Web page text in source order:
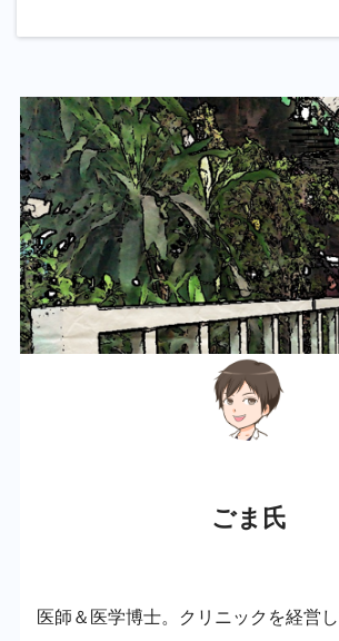
ごま氏
医師＆医学博士。クリニックを経営